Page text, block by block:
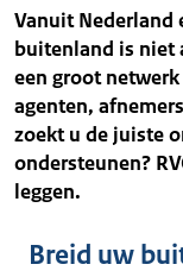
Vanuit Nederland
buitenland is niet
een groot
agenten,
zoekt u de juiste
ondersteunen?
leggen.
Breid uw